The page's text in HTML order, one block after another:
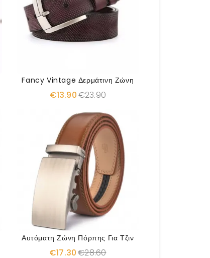
Fancy Vintage Δερμάτινη Ζώνη
€13.90€23.90
Αυτόματη Ζώνη Πόρπης Για Τζιν
€17.30€28.60